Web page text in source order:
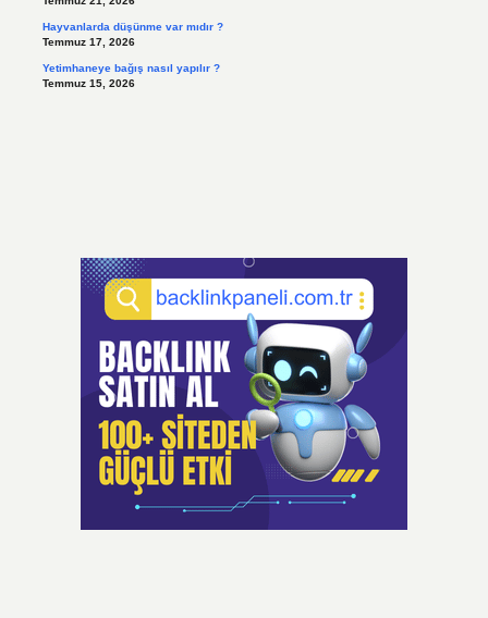
Hayvanlarda düşünme var mıdır ?
Temmuz 17, 2026
Yetimhaneye bağış nasıl yapılır ?
Temmuz 15, 2026